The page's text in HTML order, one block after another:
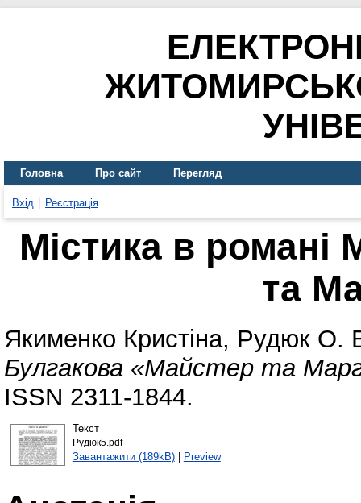
Головна Про сайт Перегляд
Вхід Реєстрація
Містика в романі
та
Якименко Кристіна, Рудюк О.
Булгакова «Майстер та
ISSN 2311-1844.
Текст
Рудюк5.pdf
Завантажити (189kB)| Preview